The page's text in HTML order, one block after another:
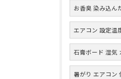
お香臭 染み込ん
エアコン 設定温
石膏ボード 湿気
暑がり エアコン